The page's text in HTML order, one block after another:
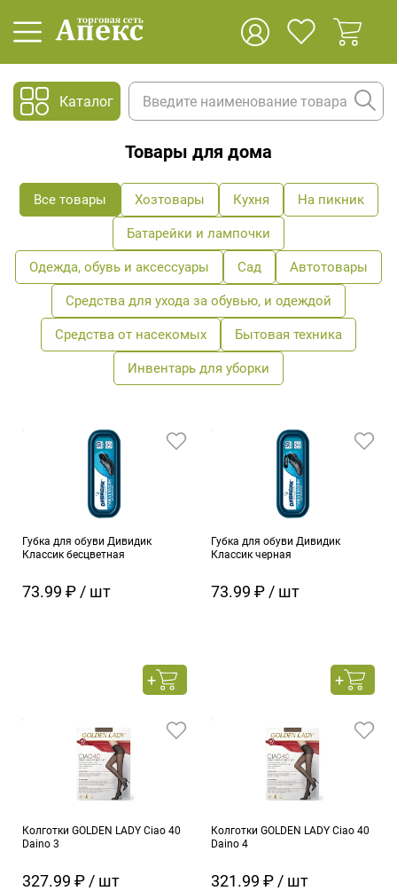
Каталог
Товары для дома
Все товары Хозтовары Кухня На пикник
Батарейки и лампочки
Одежда, обувь и аксессуары Сад Автотовары
Средства для ухода за обувью, и одеждой
Средства от насекомых Бытовая техника
Инвентарь для уборки
Губка для обуви Дивидик
Классик бесцветная
73.99 ₽ / шт
Губка для обуви Дивидик
Классик черная
73.99 ₽ / шт
Колготки GOLDEN LADY Ciao 40
Daino 3
327.99 ₽ / шт
Колготки GOLDEN LADY Ciao 40
Daino 4
321.99 ₽ / шт